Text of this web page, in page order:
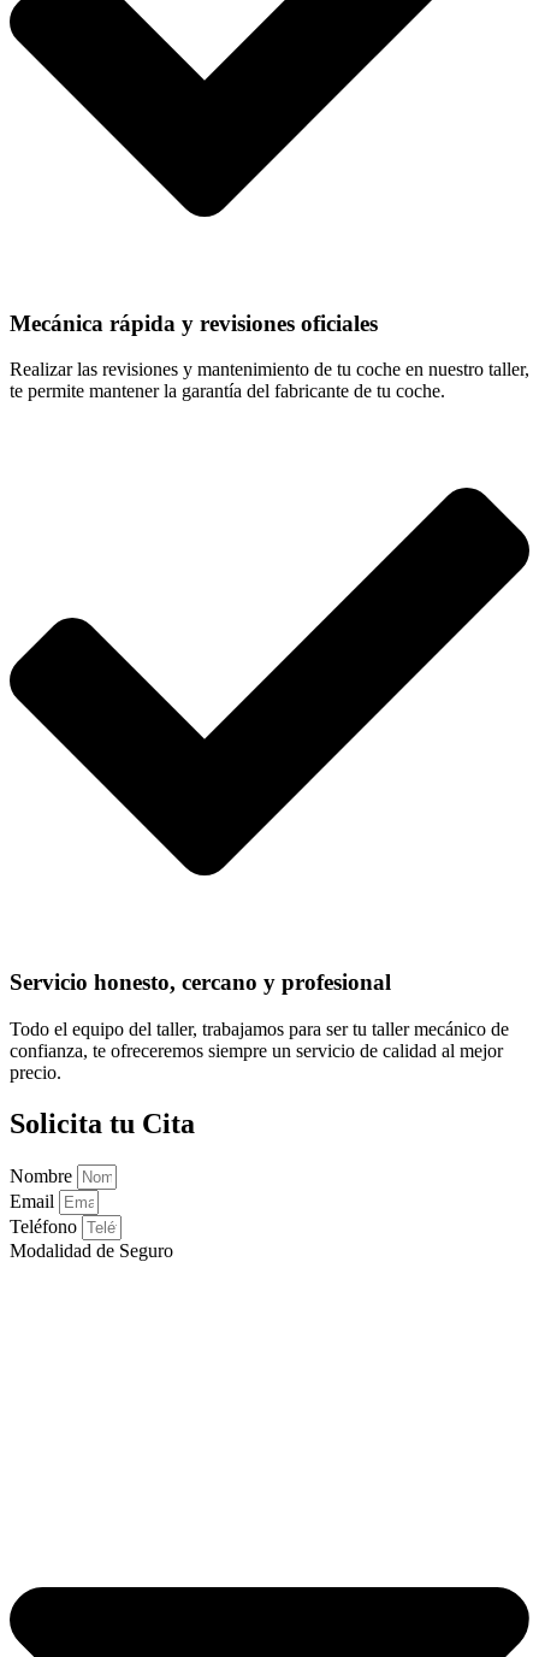
Mecánica rápida y revisiones oficiales
Realizar las revisiones y mantenimiento de tu coche en nuestro taller,
te permite mantener la garantía del fabricante de tu coche.
Servicio honesto, cercano y profesional
Todo el equipo del taller, trabajamos para ser tu taller mecánico de
confianza, te ofreceremos siempre un servicio de calidad al mejor
precio.
Solicita tu Cita
Nombre
Email
Teléfono
Modalidad de Seguro